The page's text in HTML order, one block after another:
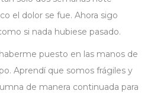
el dolor se fue. Ahora sigo
si nada hubiese pasado.
puesto en las manos de
Aprendí que somos frágiles y
de manera continuada para